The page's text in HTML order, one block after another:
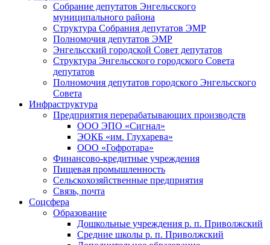
Собрание депутатов Энгельсского
муниципального района
Структура Собрания депутатов ЭМР
Полномочия депутатов ЭМР
Энгельсский городской Совет депутатов
Структура Энгельсского городского Совета
депутатов
Полномочия депутатов городского Энгельсского
Совета
Инфраструктура
Предприятия перерабатывающих производств
ООО ЭПО «Сигнал»
ЭОКБ «им. Глухарева»
ООО «Гофротара»
Финансово-кредитные учреждения
Пищевая промышленность
Сельскохозяйственные предприятия
Связь, почта
Соцсфера
Образование
Дошкольные учреждения р. п. Приволжский
Средние школы р. п. Приволжский